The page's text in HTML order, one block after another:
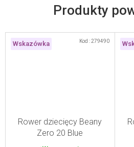
Wskazówka
Rower dziecięcy Beany
Zero 20 Blue
Kod :279490